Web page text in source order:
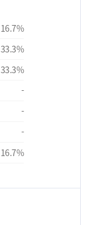
16.7%
33.3%
33.3%
-
-
-
16.7%